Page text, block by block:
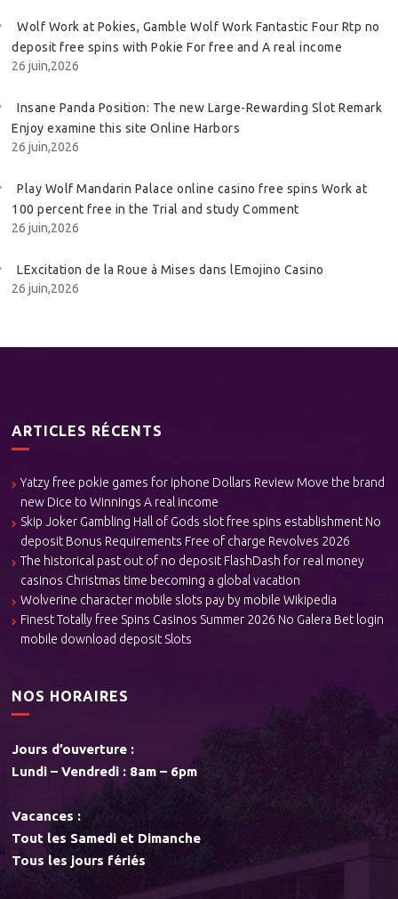
Wolf Work at Pokies, Gamble Wolf Work Fantastic Four Rtp no
deposit free spins with Pokie For free and A real income
26 juin,2026
Insane Panda Position: The new Large-Rewarding Slot Remark
Enjoy examine this site Online Harbors
26 juin,2026
Play Wolf Mandarin Palace online casino free spins Work at
100 percent free in the Trial and study Comment
26 juin,2026
LExcitation de la Roue à Mises dans lEmojino Casino
26 juin,2026
ARTICLES RÉCENTS
Yatzy free pokie games for iphone Dollars Review Move the brand
new Dice to Winnings A real income
Skip Joker Gambling Hall of Gods slot free spins establishment No
deposit Bonus Requirements Free of charge Revolves 2026
The historical past out of no deposit FlashDash for real money
casinos Christmas time becoming a global vacation
Wolverine character mobile slots pay by mobile Wikipedia
Finest Totally free Spins Casinos Summer 2026 No Galera Bet login
mobile download deposit Slots
NOS HORAIRES
Jours d’ouverture :
Lundi – Vendredi : 8am – 6pm
Vacances :
Tout les Samedi et Dimanche
Tous les jours fériés